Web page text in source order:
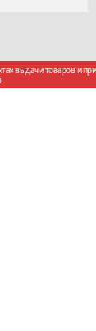
выдачи товаров и при